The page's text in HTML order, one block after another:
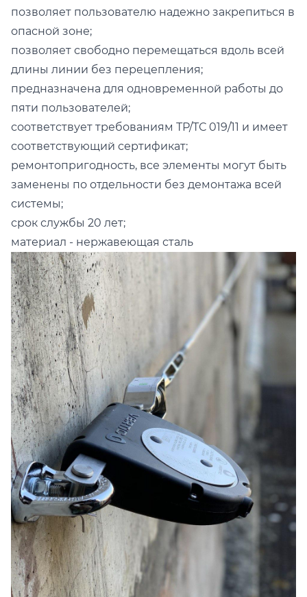
позволяет пользователю надежно закрепиться в
опасной зоне;
позволяет свободно перемещаться вдоль всей
длины линии без перецепления;
предназначена для одновременной работы до
пяти пользователей;
соответствует требованиям ТР/ТС 019/11 и имеет
соответствующий сертификат;
ремонтопригодность, все элементы могут быть
заменены по отдельности без демонтажа всей
системы;
срок службы 20 лет;
материал - нержавеющая сталь